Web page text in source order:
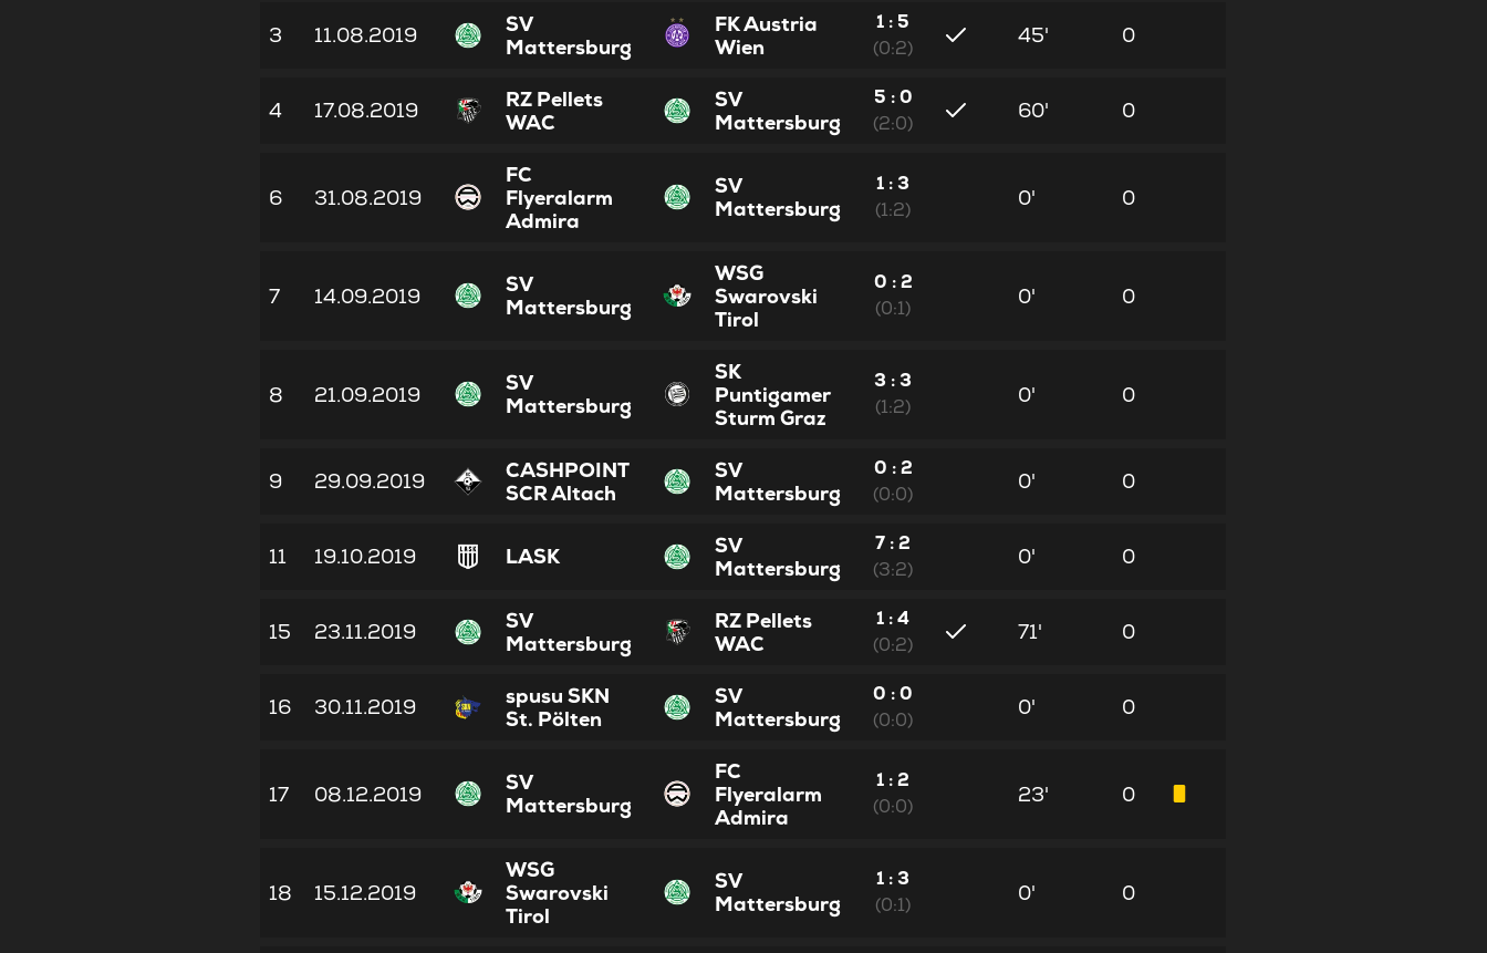
3 11.08.2019
SV
Mattersburg
FK Austria
Wien
1 : 5
(0:2)
45' 0
4 17.08.2019
RZ Pellets
WAC
SV
Mattersburg
5 : 0
(2:0)
60' 0
6 31.08.2019
FC
Flyeralarm
Admira
SV
Mattersburg
1 : 3
(1:2)
0' 0
7 14.09.2019
SV
Mattersburg
WSG
Swarovski
Tirol
0 : 2
(0:1)
0' 0
8 21.09.2019
SV
Mattersburg
SK
Puntigamer
Sturm Graz
3 : 3
(1:2)
0' 0
9 29.09.2019
CASHPOINT
SCR Altach
SV
Mattersburg
0 : 2
(0:0)
0' 0
11 19.10.2019 LASK
SV
Mattersburg
7 : 2
(3:2)
0' 0
15 23.11.2019
SV
Mattersburg
RZ Pellets
WAC
1 : 4
(0:2)
71' 0
16 30.11.2019
spusu SKN
St. Pölten
SV
Mattersburg
0 : 0
(0:0)
0' 0
17 08.12.2019
SV
Mattersburg
FC
Flyeralarm
Admira
1 : 2
(0:0)
23' 0
18 15.12.2019
WSG
Swarovski
Tirol
SV
Mattersburg
1 : 3
(0:1)
0' 0